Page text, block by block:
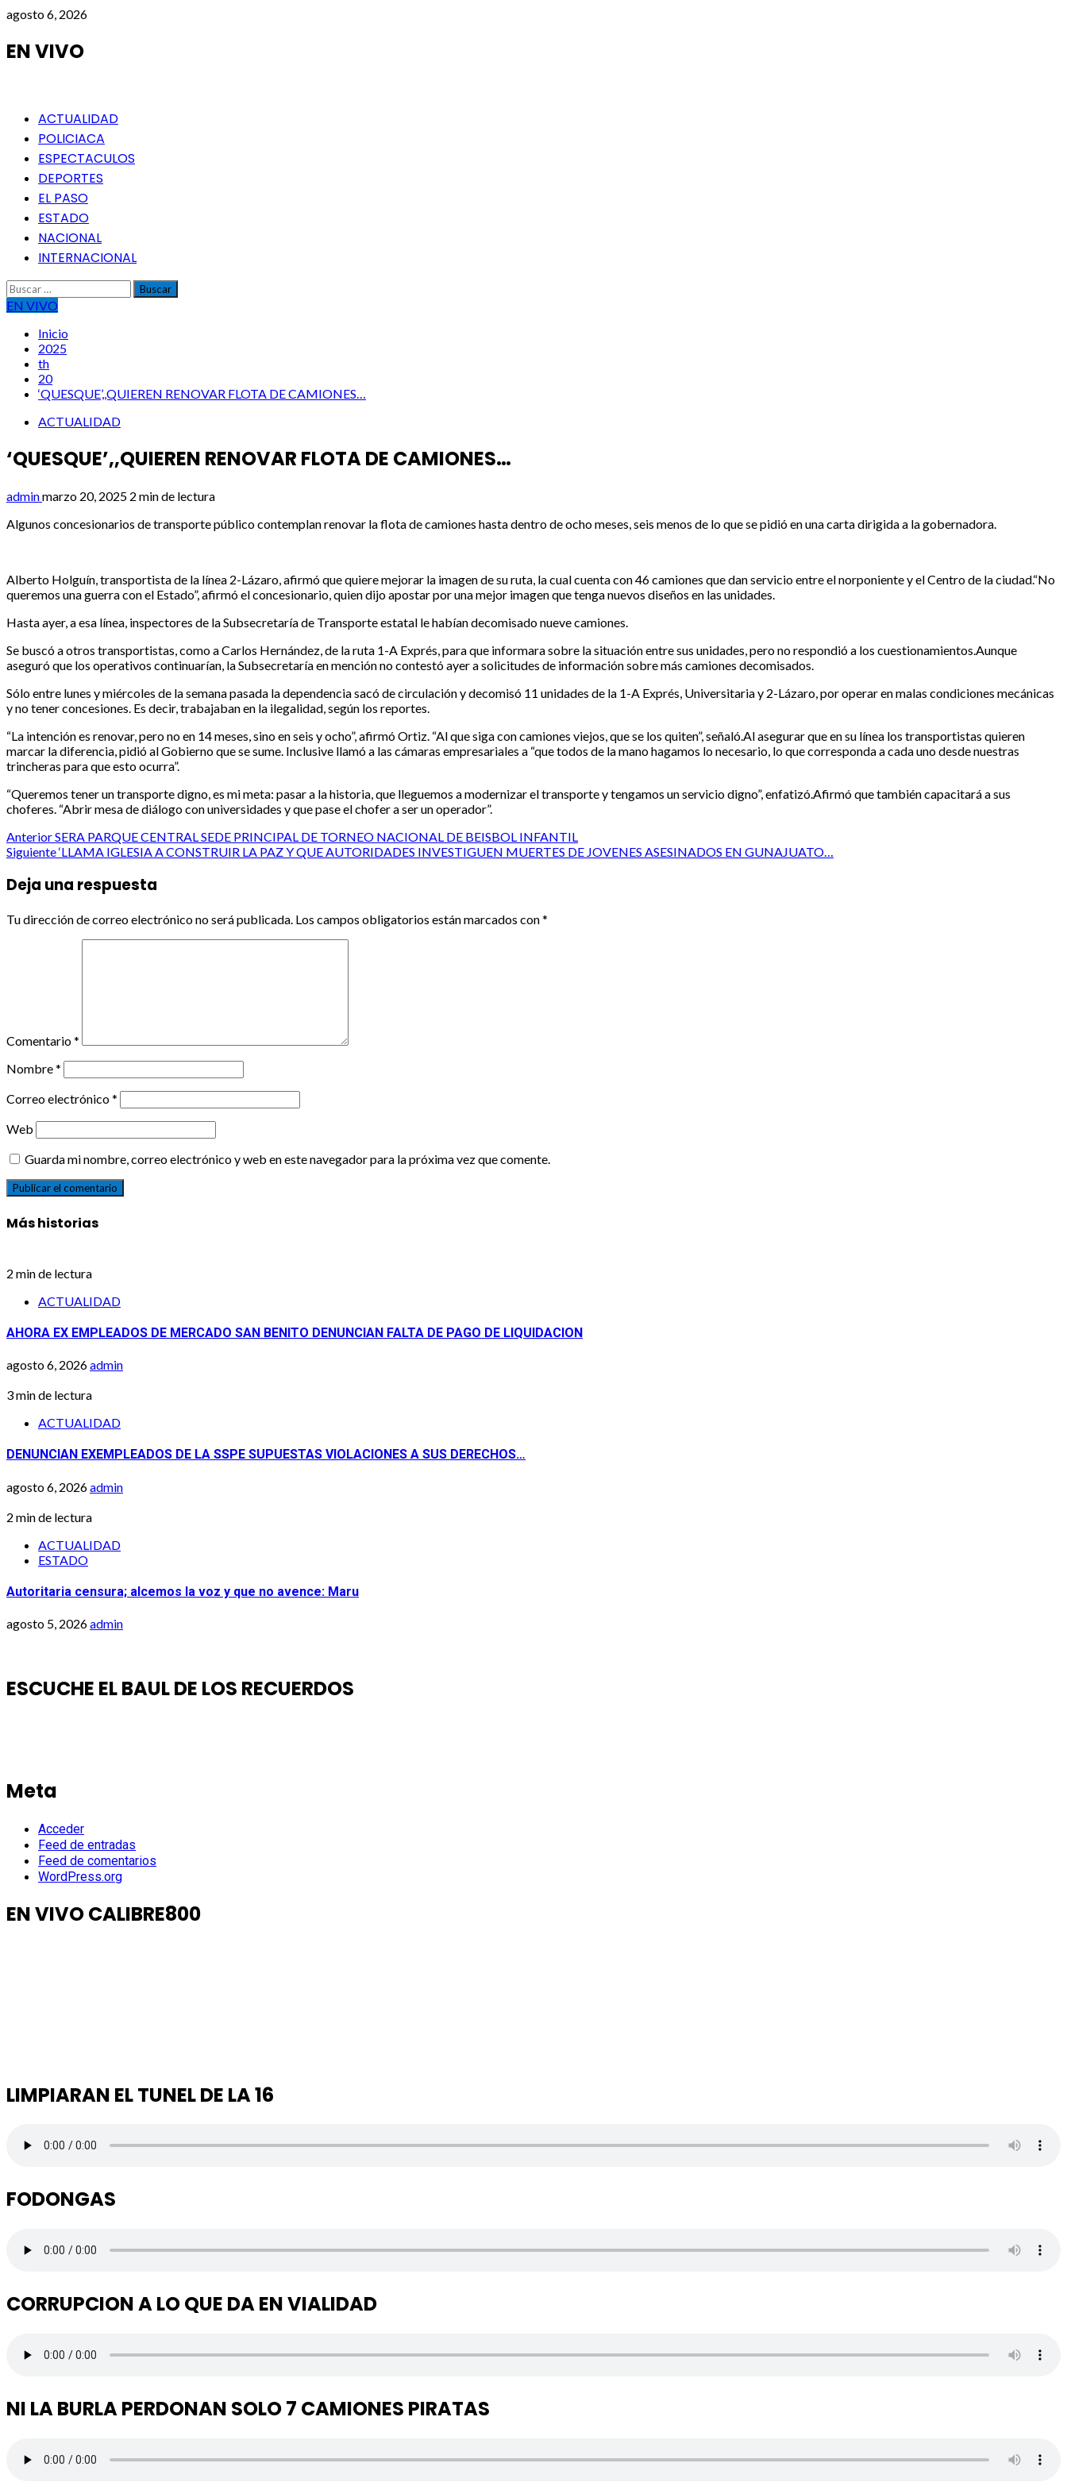
Saltar
contenido
agosto 6, 2026
EN VIVO
Menú
principal
ACTUALIDAD
POLICIACA
ESPECTACULOS
DEPORTES
EL PASO
ESTADO
NACIONAL
INTERNACIONAL
Buscar:
EN VIVO
Inicio
2025
th
20
‘QUESQUE’,,QUIEREN RENOVAR FLOTA DE CAMIONES…
ACTUALIDAD
‘QUESQUE’,,QUIEREN RENOVAR FLOTA DE CAMIONES…
adminmarzo 20, 2025 2 min de lectura
Algunos concesionarios de transporte público contemplan renovar la flota de camiones hasta dentro de ocho meses, seis menos de lo que se pidió en una carta dirigida a la gobernadora.
Alberto Holguín, transportista de la línea 2-Lázaro, afirmó que quiere mejorar la imagen de su ruta, la cual cuenta con 46 camiones que dan servicio entre el norponiente y el Centro de la ciudad.“No
queremos una guerra con el Estado”, afirmó el concesionario, quien dijo apostar por una mejor imagen que tenga nuevos diseños en las unidades.
Hasta ayer, a esa línea, inspectores de la Subsecretaría de Transporte estatal le habían decomisado nueve camiones.
Se buscó a otros transportistas, como a Carlos Hernández, de la ruta 1-A Exprés, para que informara sobre la situación entre sus unidades, pero no respondió a los cuestionamientos.Aunque
aseguró que los operativos continuarían, la Subsecretaría en mención no contestó ayer a solicitudes de información sobre más camiones decomisados.
Sólo entre lunes y miércoles de la semana pasada la dependencia sacó de circulación y decomisó 11 unidades de la 1-A Exprés, Universitaria y 2-Lázaro, por operar en malas condiciones mecánicas
y no tener concesiones. Es decir, trabajaban en la ilegalidad, según los reportes.
“La intención es renovar, pero no en 14 meses, sino en seis y ocho”, afirmó Ortiz. “Al que siga con camiones viejos, que se los quiten”, señaló.Al asegurar que en su línea los transportistas quieren
marcar la diferencia, pidió al Gobierno que se sume. Inclusive llamó a las cámaras empresariales a “que todos de la mano hagamos lo necesario, lo que corresponda a cada uno desde nuestras
trincheras para que esto ocurra”.
“Queremos tener un transporte digno, es mi meta: pasar a la historia, que lleguemos a modernizar el transporte y tengamos un servicio digno”, enfatizó.Afirmó que también capacitará a sus
choferes. “Abrir mesa de diálogo con universidades y que pase el chofer a ser un operador”.
Post
AnteriorSERA PARQUE CENTRAL SEDE PRINCIPAL DE TORNEO NACIONAL DE BEISBOL INFANTIL
Siguiente‘LLAMA IGLESIA A CONSTRUIR LA PAZ Y QUE AUTORIDADES INVESTIGUEN MUERTES DE JOVENES ASESINADOS EN GUNAJUATO…
Deja una respuesta
Tu dirección de correo electrónico no será publicada. Los campos obligatorios están marcados con*
Comentario*
Nombre*
Correo electrónico*
Web
Guarda mi nombre, correo electrónico y web en este navegador para la próxima vez que comente.
Más historias
2 min de lectura
ACTUALIDAD
AHORA EX EMPLEADOS DE MERCADO SAN BENITO DENUNCIAN FALTA DE PAGO DE LIQUIDACION
agosto 6, 2026admin
3 min de lectura
ACTUALIDAD
DENUNCIAN EXEMPLEADOS DE LA SSPE SUPUESTAS VIOLACIONES A SUS DERECHOS…
agosto 6, 2026admin
2 min de lectura
ACTUALIDAD
ESTADO
Autoritaria censura; alcemos la voz y que no avence: Maru
agosto 5, 2026admin
ESCUCHE EL BAUL DE LOS RECUERDOS
Meta
Acceder
Feed de entradas
Feed de comentarios
WordPress.org
EN VIVO CALIBRE800
LIMPIARAN EL TUNEL DE LA 16
FODONGAS
CORRUPCION A LO QUE DA EN VIALIDAD
NI LA BURLA PERDONAN SOLO 7 CAMIONES PIRATAS